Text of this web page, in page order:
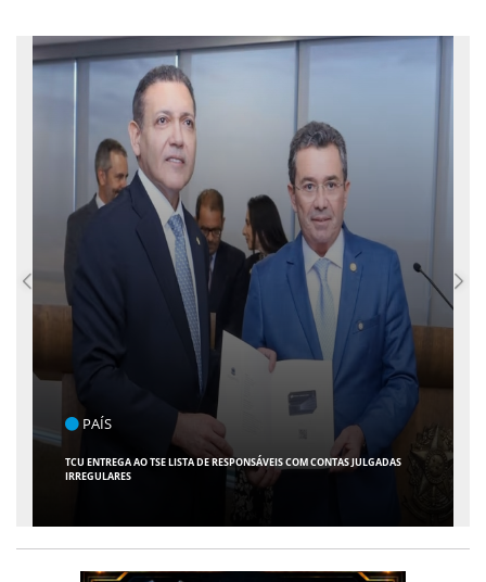
PAÍS
TCU ENTREGA AO TSE LISTA DE RESPONSÁVEIS COM CONTAS JULGADAS
IRREGULARES